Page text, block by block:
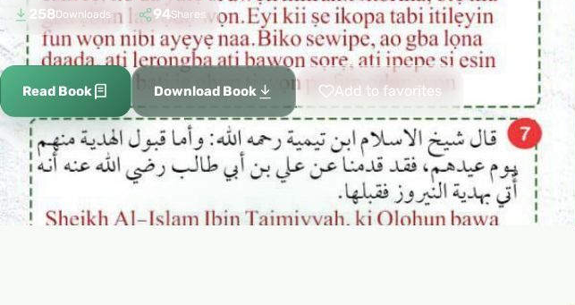
258Downloads 94Shares
Read Book Download Book Add to favorites